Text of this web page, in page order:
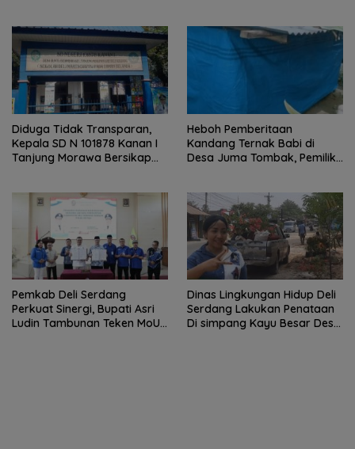
Diduga Tidak Transparan,
Kepala SD N 101878 Kanan I
Tanjung Morawa Bersikap
Heboh Pemberitaan
Kandang Ternak Babi di
Desa Juma Tombak, Pemilik
Pemkab Deli Serdang
Perkuat Sinergi, Bupati Asri
Ludin Tambunan Teken MoU
Dinas Lingkungan Hidup Deli
Serdang Lakukan Penataan
Di simpang Kayu Besar Desa